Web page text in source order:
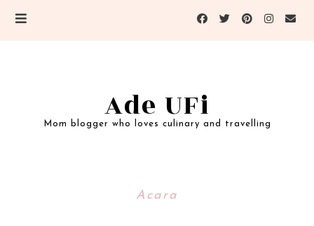
Ade UFi
Mom blogger who loves culinary and travelling
Acara